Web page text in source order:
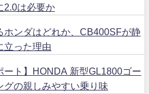
2.0は必要か
ホンダはどれか、CB400SFが静
立った理由
ート】HONDA 新型GL1800ゴー
グの親しみやすい乗り味